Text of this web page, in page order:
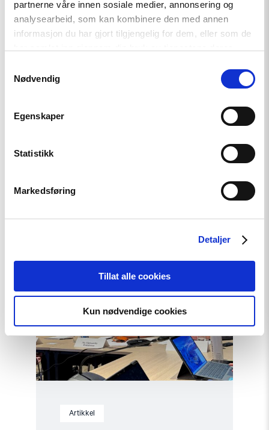
partnerne våre innen sosiale medier, annonsering og
analysearbeid, som kan kombinere den med annen
informasjon du har gjort tilgjengelig for dem, eller som de
Nødvendig
Egenskaper
Statistikk
Markedsføring
Detaljer
Tillat alle cookies
Kun nødvendige cookies
Artikkel
i
til
«People
First»"